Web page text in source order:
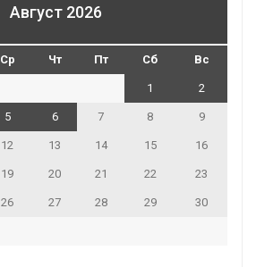
Август 2026
Ср Чт Пт Сб Вс
1 2
5 6 7 8 9
12 13 14 15 16
19 20 21 22 23
26 27 28 29 30